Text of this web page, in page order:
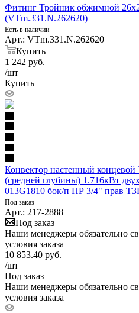
Фитинг Тройник обжимной
(VTm.331.N.262620)
Есть в наличии
Арт.: VTm.331.N.262620
Купить
1 242 руб.
/шт
Купить
Конвектор настенный
(средней глубины) 1.716кВт
013G1810 бок/п НР 3/4" прав
Под заказ
Арт.: 217-2888
Под заказ
Наши менеджеры обязательно
условия заказа
10 853.40 руб.
/шт
Под заказ
Наши менеджеры обязательно
условия заказа